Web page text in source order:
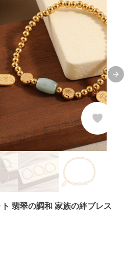
翡翠の調和 家族の絆ブレス